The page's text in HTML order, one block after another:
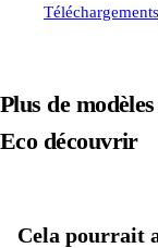
Téléchargements
Plus de
Ecodécouvrir
Cela pourrait